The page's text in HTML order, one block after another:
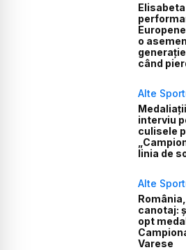
o
când
Alte
interviu
culisele
linia de
Alte
canotaj:
opt
Varese